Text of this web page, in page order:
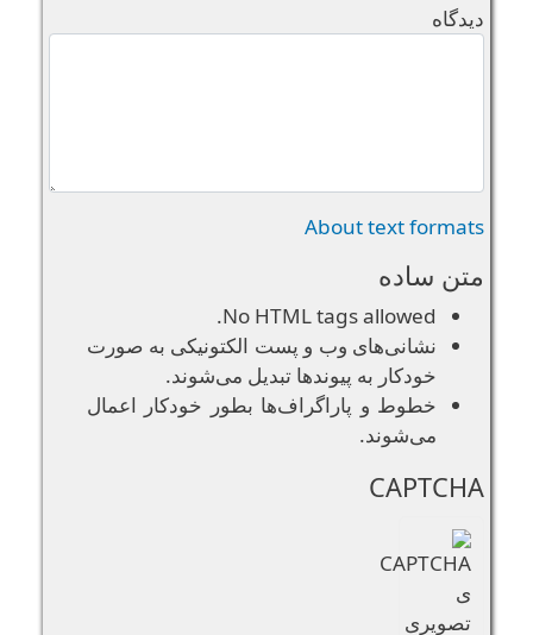
دیدگاه
About text formats
متن ساده
No HTML tags allowed.
نشانی‌های وب و پست الکتونیکی به صورت
خودکار به پیوند‌ها تبدیل می‌شوند.
خطوط و پاراگراف‌ها بطور خودکار اعمال
می‌شوند.
CAPTCHA